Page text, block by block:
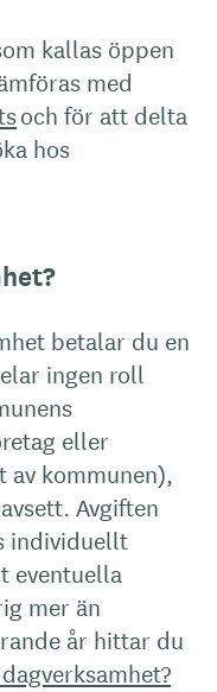
kallas öppen
med
och för att delta
hos
betalar du en
ingen roll
eller
av kommunen),
Avgiften
individuellt
eventuella
mer än
år hittar du